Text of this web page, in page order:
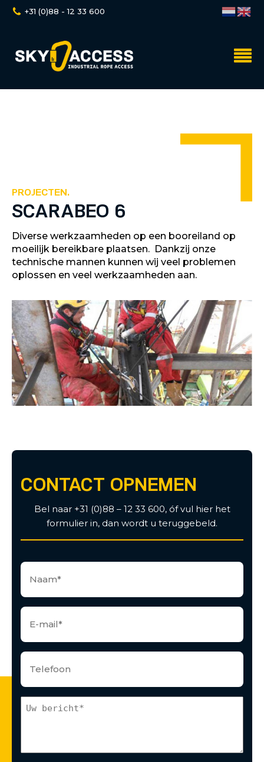
+31 (0)88 - 12 33 600
PROJECTEN.
SCARABEO 6
Diverse werkzaamheden op een booreiland op
moeilijk bereikbare plaatsen. Dankzij onze
technische mannen kunnen wij veel problemen
oplossen en veel werkzaamheden aan.
CONTACT OPNEMEN
Bel naar +31 (0)88 – 12 33 600, óf vul hier het
formulier in, dan wordt u teruggebeld.